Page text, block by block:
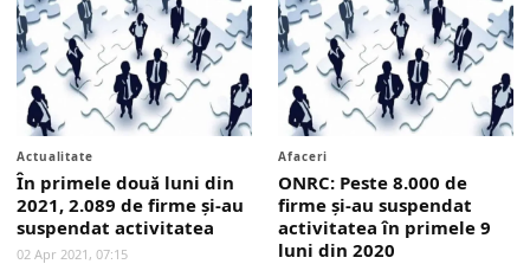
Actualitate
În primele două luni din
2021, 2.089 de firme şi-au
suspendat activitatea
02 Apr 2021, 07:15
Afaceri
ONRC: Peste 8.000 de
firme şi-au suspendat
activitatea în primele 9
luni din 2020